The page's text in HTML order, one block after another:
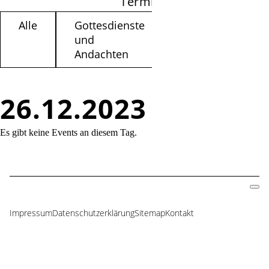
26.12.2023
Alle
Gottesdienste
und
Andachten
Es gibt keine Events an diesem Tag.
Navigation
ImpressumDatenschutzerklärungSitemapKontakt